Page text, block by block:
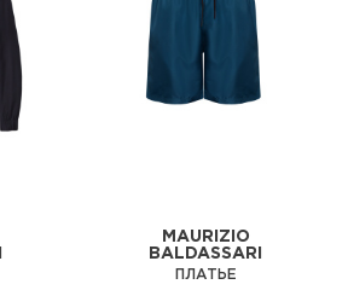
MAURIZIO
BALDASSARI
ПЛАТЬЕ